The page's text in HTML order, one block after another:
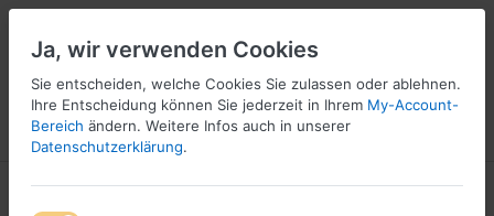
Menü Anmelden Vergleichen Wunschliste
Ja, wir verwenden Cookies
Sie entscheiden, welche Cookies Sie zulassen oder ablehnen.
Ihre Entscheidung können Sie jederzeit in Ihrem My-Account-
Bereich ändern. Weitere Infos auch in unserer
Datenschutzerklärung.